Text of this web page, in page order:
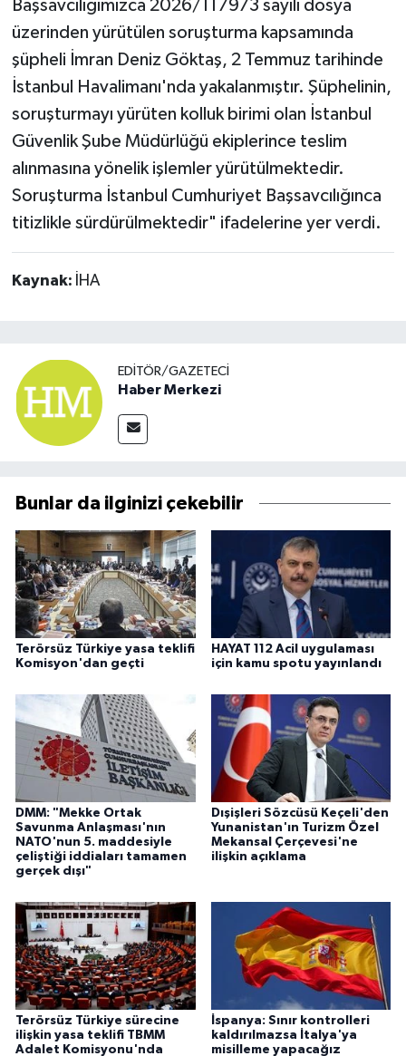
Başsavcılığımızca 2026/117973 sayılı dosya
üzerinden yürütülen soruşturma kapsamında
şüpheli İmran Deniz Göktaş, 2 Temmuz tarihinde
İstanbul Havalimanı'nda yakalanmıştır. Şüphelinin,
soruşturmayı yürüten kolluk birimi olan İstanbul
Güvenlik Şube Müdürlüğü ekiplerince teslim
alınmasına yönelik işlemler yürütülmektedir.
Soruşturma İstanbul Cumhuriyet Başsavcılığınca
titizlikle sürdürülmektedir" ifadelerine yer verdi.
Kaynak: İHA
EDITÖR/GAZETECI
Haber Merkezi
Bunlar da ilginizi çekebilir
Terörsüz Türkiye yasa teklifi
Komisyon'dan geçti
HAYAT 112 Acil uygulaması
için kamu spotu yayınlandı
DMM: "Mekke Ortak
Savunma Anlaşması'nın
NATO'nun 5. maddesiyle
çeliştiği iddiaları tamamen
gerçek dışı"
Dışişleri Sözcüsü Keçeli'den
Yunanistan'ın Turizm Özel
Mekansal Çerçevesi'ne
ilişkin açıklama
Terörsüz Türkiye sürecine
ilişkin yasa teklifi TBMM
Adalet Komisyonu'nda
İspanya: Sınır kontrolleri
kaldırılmazsa İtalya'ya
misilleme yapacağız